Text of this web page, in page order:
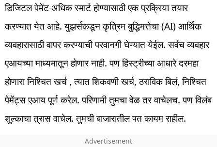
डिजिटल पेमेंट अधिक स्मार्ट होण्यासाठी एक प्रक्रिया तयार
करण्यात येत आहे. युझर्सकडून कृत्रिम बुद्धिमत्तेचा (AI) आर्थिक
व्यवहारासाठी वापर करण्याची परवानगी घेण्यात येईल. सर्वच व्यवहार
एआयच्या माध्यमातून होणार नाही. पण हिस्ट्रीच्या आधारे दरमहा
होणारा निश्चित खर्च , त्यात शिकवणी खर्च, ठराविक बिलं, निश्चित
पेमेंट्स एआय पूर्ण करेल. परिणामी तुमचा वेळ तर वाचेलच. पण विलंब
शुल्काचा त्रास वाचेल. तुमची बाजारातील पत कायम राहील.